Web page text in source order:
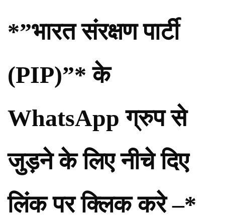
*”भारत संरक्षण पार्टी
(PIP)”* के
WhatsApp ग्रुप से
जुड़ने के लिए नीचे दिए
लिंक पर क्लिक करे –*